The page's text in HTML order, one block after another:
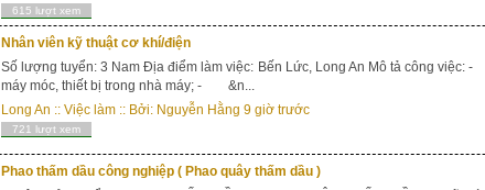
615 lượt xem
Nhân viên kỹ thuật cơ khí/điện
Số lượng tuyển: 3 Nam Địa điểm làm việc: Bến Lức, Long An Mô tả công
máy móc, thiết bị trong nhà máy; - &n...
Long An :: Việc làm :: Bởi: Nguyễn Hằng 9 giờ trước
721 lượt xem
Phao thấm dầu công nghiệp ( Phao quây thấm dầu )